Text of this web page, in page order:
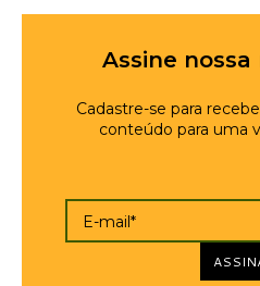
Assine
Cadastre-se para
conteúdo para uma
E-mail*